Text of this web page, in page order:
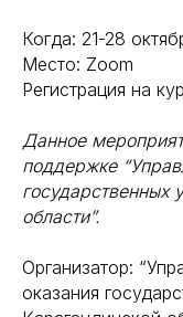
Когда: 21-28
Место: Zoom
Регистрация на
Данное
поддержке
государственных
области”.
Организатор:
оказания